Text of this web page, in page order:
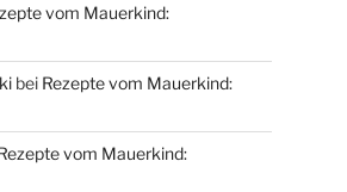
vom Mauerkind:
bei Rezepte vom Mauerkind:
vom Mauerkind: